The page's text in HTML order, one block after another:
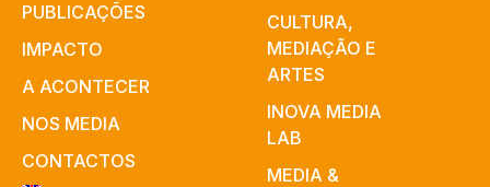
PUBLICAÇÕES
IMPACTO
A ACONTECER
NOS MEDIA
CONTACTOS
CULTURA,
MEDIAÇÃO E
ARTES​
INOVA MEDIA
LAB
MEDIA &